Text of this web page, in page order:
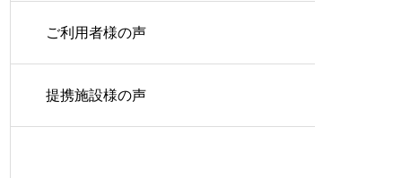
ご利用者様の声
提携施設様の声